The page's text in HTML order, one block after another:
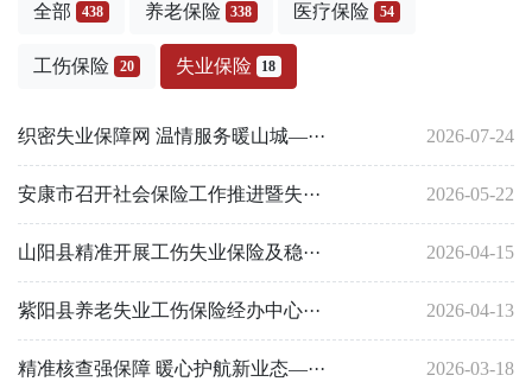
全部 438 养老保险 338 医疗保险 54
工伤保险 20 失业保险 18
织密失业保障网 温情服务暖山城—··· 2026-07-24
安康市召开社会保险工作推进暨失··· 2026-05-22
山阳县精准开展工伤失业保险及稳··· 2026-04-15
紫阳县养老失业工伤保险经办中心··· 2026-04-13
精准核查强保障 暖心护航新业态—··· 2026-03-18